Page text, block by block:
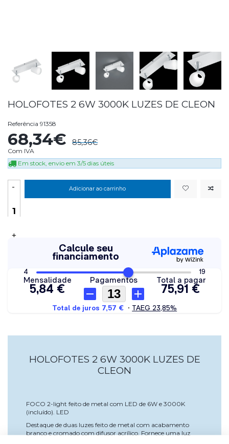
HOLOFOTES 2 6W 3000K LUZES DE CLEON
Referência 91358
68,34€ 85,36€
Com IVA
Em stock, envio em 3/5 dias úteis
-
+
Adicionar ao carrinho
HOLOFOTES 2 6W 3000K LUZES DE
CLEON
FOCO 2-light feito de metal com LED de 6W e 3000K
(incluído). LED
Destaque de duas luzes feito de metal com acabamento
branco e cromado com difusor acrílico. Fornece uma luz